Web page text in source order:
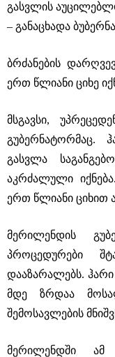
გასვლის
– განაცხადა
ბრძანების
ერთ წლიანი ციხე
მსგავსი,
გუბერნატორმაც.
გასვლა
აკრძალული
ერთ წლიანი ციხით
მერილენდის
პროცედურები
დააზარალებს.
მდე ზრდაა
შემოსავლების
მერილენდში